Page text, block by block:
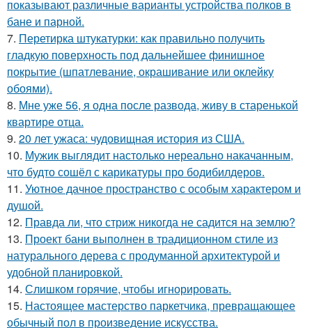
показывают различные варианты устройства полков в
бане и парной.
7. Перетирка штукатурки: как правильно получить
гладкую поверхность под дальнейшее финишное
покрытие (шпатлевание, окрашивание или оклейку
обоями).
8. Мне уже 56, я одна после развода, живу в старенькой
квартире отца.
9. 20 лет ужаса: чудовищная история из США.
10. Мужик выглядит настолько нереально накачанным,
что будто сошёл с карикатуры про бодибилдеров.
11. Уютное дачное пространство с особым характером и
душой.
12. Правда ли, что стриж никогда не садится на землю?
13. Проект бани выполнен в традиционном стиле из
натурального дерева с продуманной архитектурой и
удобной планировкой.
14. Слишком горячие, чтобы игнорировать.
15. Настоящее мастерство паркетчика, превращающее
обычный пол в произведение искусства.